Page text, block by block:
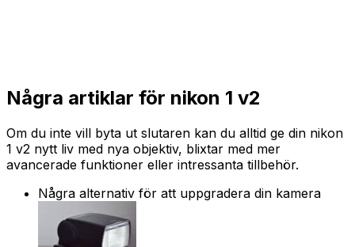
Några artiklar för nikon 1 v2
Om du inte vill byta ut slutaren kan du alltid ge din nikon
1 v2 nytt liv med nya objektiv, blixtar med mer
avancerade funktioner eller intressanta tillbehör.
Några alternativ för att uppgradera din kamera